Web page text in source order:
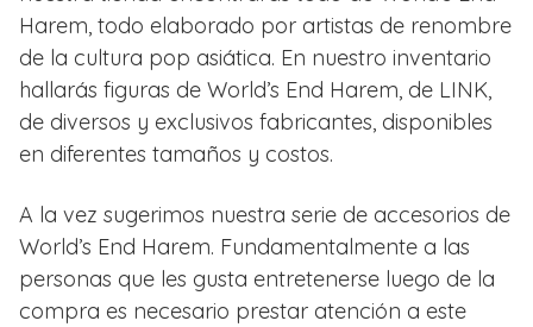
Harem, todo elaborado por artistas de renombre
de la cultura pop asiática. En nuestro inventario
hallarás figuras de World’s End Harem, de LINK,
de diversos y exclusivos fabricantes, disponibles
en diferentes tamaños y costos.
A la vez sugerimos nuestra serie de accesorios de
World’s End Harem. Fundamentalmente a las
personas que les gusta entretenerse luego de la
compra es necesario prestar atención a este